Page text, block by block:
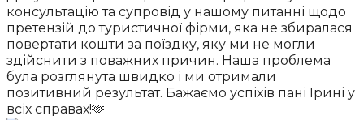
консультацію та супровід у нашому питанні щодо
претензій до туристичної фірми, яка не збиралася
повертати кошти за поїздку, яку ми не могли
здійснити з поважних причин. Наша проблема
була розглянута швидко і ми отримали
позитивний результат. Бажаємо успіхів пані Ірині у
всіх справах!🫶